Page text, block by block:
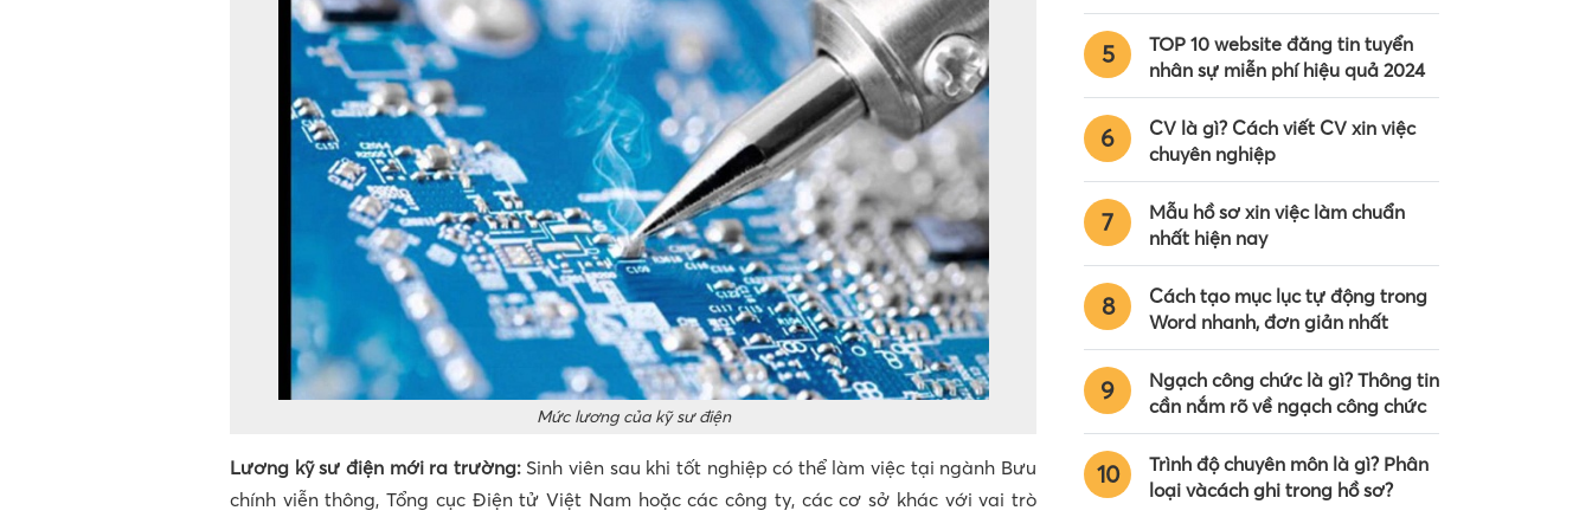
Mức lương của kỹ sư điện
Lương kỹ sư điện mới ra trường: Sinh viên sau khi tốt nghiệp có thể làm việc tại ngành Bưu
chính viễn thông, Tổng cục Điện tử Việt Nam hoặc các công ty, các cơ sở khác với vai trò
5
TOP 10 website đăng tin tuyển
nhân sự miễn phí hiệu quả 2024
6
CV là gì? Cách viết CV xin việc
chuyên nghiệp
7
Mẫu hồ sơ xin việc làm chuẩn
nhất hiện nay
8
Cách tạo mục lục tự động trong
Word nhanh, đơn giản nhất
9
Ngạch công chức là gì? Thông tin
cần nắm rõ về ngạch công chức
10
Trình độ chuyên môn là gì? Phân
loại vàcách ghi trong hồ sơ?